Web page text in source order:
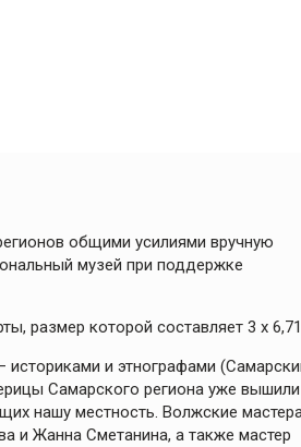
общими усилиями вручную
музей при поддержке
размер которой составляет 3 х
историками и этнографами
Самарского региона уже
нашу местность. Волжские
и Жанна Сметанина, а также мастер